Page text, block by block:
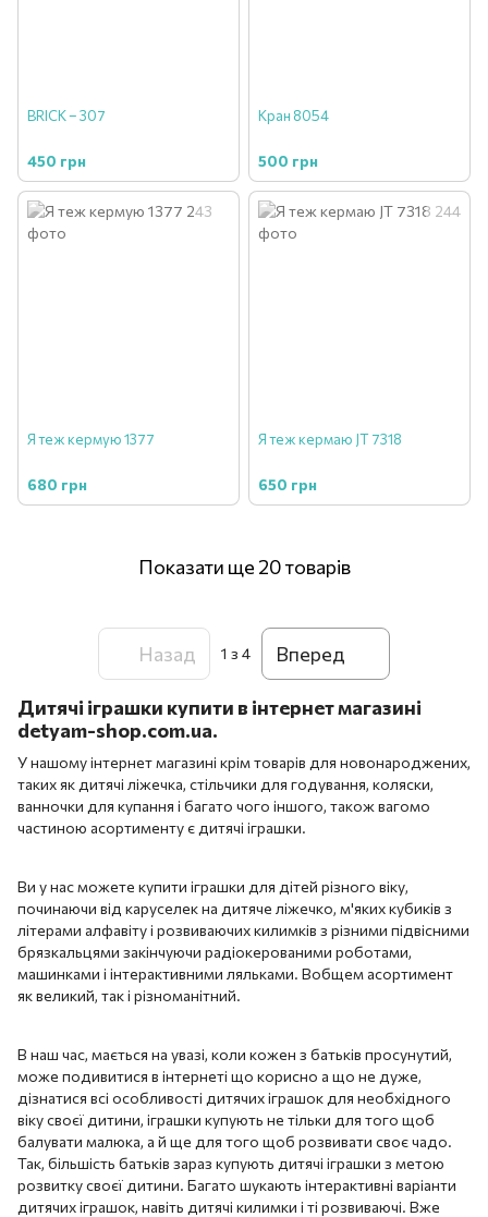
BRICK – 307
450 грн
Кран 8054
500 грн
Я теж кермую 1377
680 грн
Я теж кермаю JT 7318
650 грн
Показати ще 20 товарів
Назад 1 з 4 Вперед
Дитячі іграшки купити в інтернет магазині
detyam-shop.com.ua.
У нашому інтернет магазині крім товарів для новонароджених,
таких як дитячі ліжечка, стільчики для годування, коляски,
ванночки для купання і багато чого іншого, також вагомо
частиною асортименту є дитячі іграшки.
Ви у нас можете купити іграшки для дітей різного віку,
починаючи від каруселек на дитяче ліжечко, м'яких кубиків з
літерами алфавіту і розвиваючих килимків з різними підвісними
брязкальцями закінчуючи радіокерованими роботами,
машинками і інтерактивними ляльками. Вобщем асортимент
як великий, так і різноманітний.
В наш час, мається на увазі, коли кожен з батьків просунутий,
може подивитися в інтернеті що корисно а що не дуже,
дізнатися всі особливості дитячих іграшок для необхідного
віку своєї дитини, іграшки купують не тільки для того щоб
балувати малюка, а й ще для того щоб розвивати своє чадо.
Так, більшість батьків зараз купують дитячі іграшки з метою
розвитку своєї дитини. Багато шукають інтерактивні варіанти
дитячих іграшок, навіть дитячі килимки і ті розвиваючі. Вже